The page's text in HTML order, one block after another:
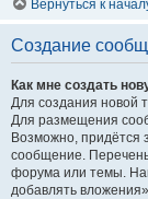
Вернуться к
Создание
Как мне создать
Для создания новой
Для размещения
Возможно, придётся
сообщение.
форума или темы.
добавлять